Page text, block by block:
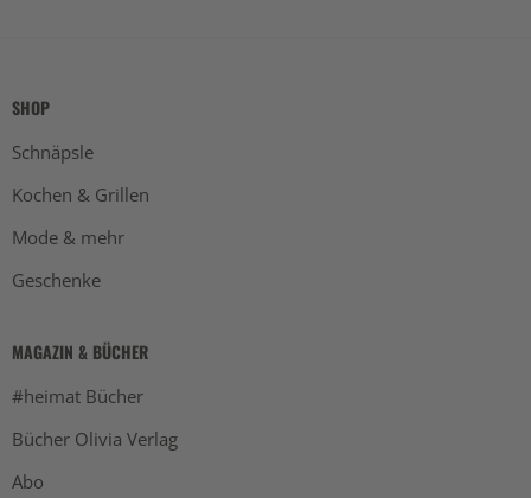
SHOP
Schnäpsle
Kochen & Grillen
Mode & mehr
Geschenke
MAGAZIN & BÜCHER
#heimat Bücher
Bücher Olivia Verlag
Abo